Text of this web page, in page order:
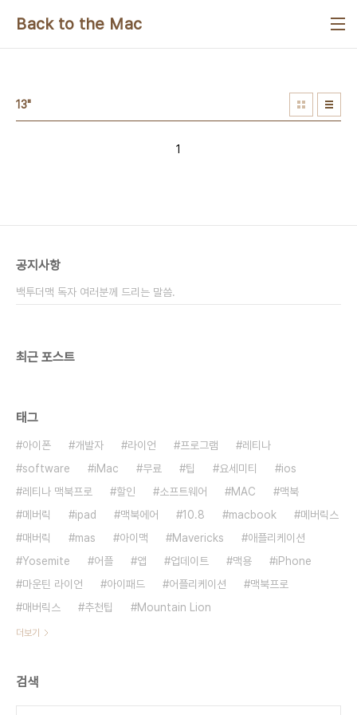
Back to the Mac
13"
1
공지사항
백투더맥 독자 여러분께 드리는 말씀.
최근 포스트
태그
아이폰 개발자 라이언 프로그램
레티나
software
iMac 무료 팁 요세미티
ios
레티나 맥북프로
할인 소프트웨어 MAC
맥북
메버릭
ipad 맥북에어 10.8 macbook
메버릭스
매버릭
mas 아이맥 Mavericks
애플리케이션
Yosemite
어플 앱 업데이트 맥용
iPhone
마운틴 라이언
아이패드 어플리케이션
맥북프로
매버릭스
추천팁 Mountain Lion
더보기
검색